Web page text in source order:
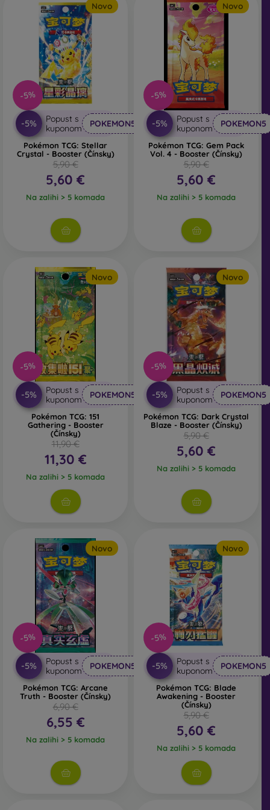
efekte koji povećavaju njihovu skupljačku atraktivnost.
Ne ustručavajte se kontaktirati nas – rado ćemo vam
savjetovati i pomoći u odabiru pravih karata baš za vas.
-5%
Novo
-5%
Popust s
kuponom
POKEMON5
Pokémon TCG: Stellar
Crystal - Booster (Čínsky)
5,90 €
5,60 €
Na zalihi > 5 komada
-5%
Novo
-5%
Popust s
kuponom
POKEMON5
Pokémon TCG: Gem Pack
Vol. 4 - Booster (Čínsky)
5,90 €
5,60 €
Na zalihi > 5 komada
-5%
Novo
-5%
Popust s
kuponom
POKEMON5
Pokémon TCG: 151
Gathering - Booster
(Čínsky)
11,90 €
11,30 €
Na zalihi > 5 komada
-5%
Novo
-5%
Popust s
kuponom
POKEMON5
Pokémon TCG: Dark Crystal
Blaze - Booster (Čínsky)
5,90 €
5,60 €
Na zalihi > 5 komada
-5%
Novo
-5%
Popust s
kuponom
POKEMON5
Pokémon TCG: Arcane
Truth - Booster (Čínsky)
6,90 €
6,55 €
Na zalihi > 5 komada
-5%
Novo
-5%
Popust s
kuponom
POKEMON5
Pokémon TCG: Blade
Awakening - Booster
(Čínsky)
5,90 €
5,60 €
Na zalihi > 5 komada